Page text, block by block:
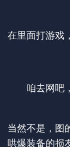
在里面打游戏
咱去网吧
当然不是，图
哄爆装备的损